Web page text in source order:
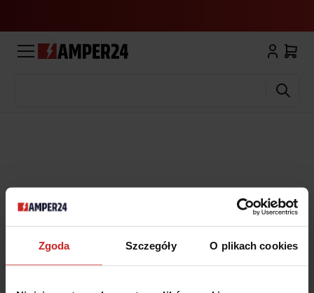
Zgoda Szczegóły O plikach cookies